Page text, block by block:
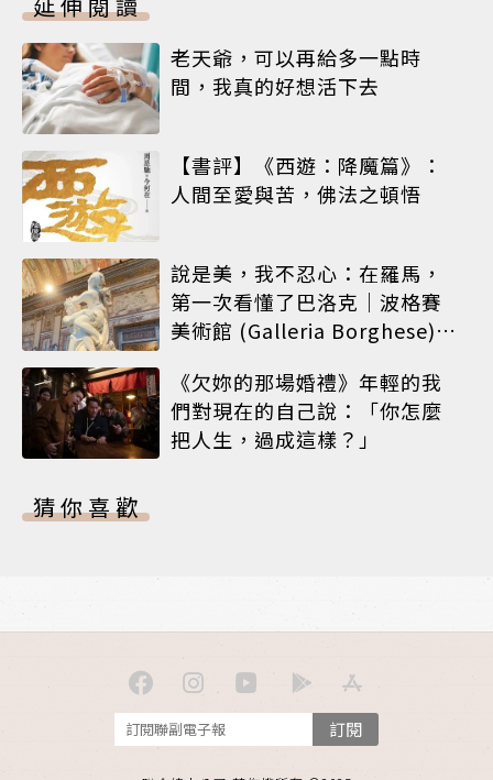
老天爺，可以再給多一點時
間，我真的好想活下去
【書評】《西遊：降魔篇》：
人間至愛與苦，佛法之頓悟
說是美，我不忍心：在羅馬，
第一次看懂了巴洛克｜波格賽
美術館 (Galleria Borghese)｜
《欠妳的那場婚禮》年輕的我
們對現在的自己說：「你怎麼
把人生，過成這樣？」
猜你喜歡
訂閱